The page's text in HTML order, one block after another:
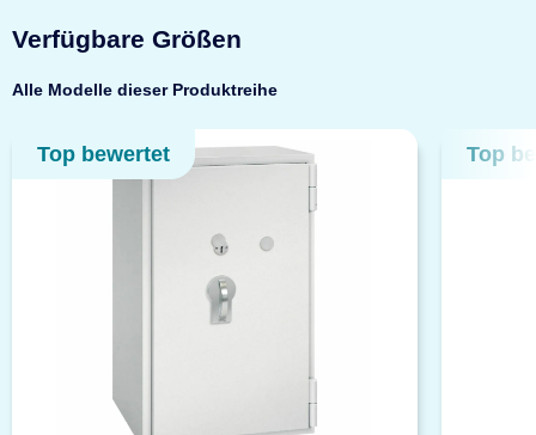
Verfügbare Größen
Alle Modelle dieser Produktreihe
Top bewertet Top